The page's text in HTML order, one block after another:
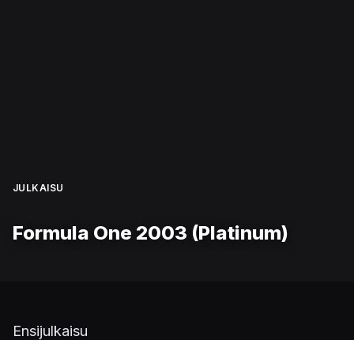
JULKAISU
Formula One 2003 (Platinum)
Ensijulkaisu